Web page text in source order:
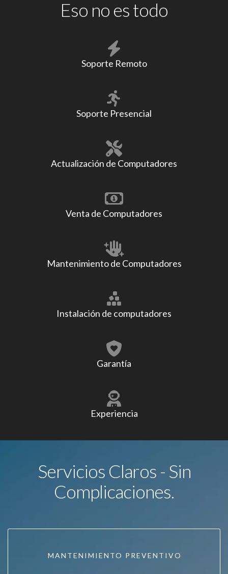
Eso no es todo
Soporte Remoto
Soporte Presencial
Actualización de Computadores
Venta de Computadores
Mantenimiento de Computadores
Instalación de computadores
Garantía
Experiencia
Servicios Claros - Sin
Complicaciones.
MANTENIMIENTO PREVENTIVO